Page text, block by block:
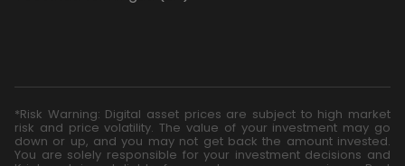
*Risk Warning: Digital asset prices are subject to high market
risk and price volatility. The value of your investment may go
down or up, and you may not get back the amount invested.
You are solely responsible for your investment decisions and